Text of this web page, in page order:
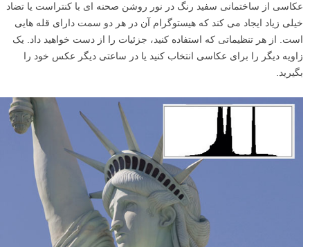
عکاسی از ساختمانی سفید رنگ در نور روشن صحنه ای با کنتراست یا تضاد
خیلی زیاد ایجاد می کند که هیستوگرام آن در هر دو سمت دارای قله هایی
است. از هر تنظیماتی که استفاده کنید، جزئیات را از دست خواهید داد. یک
زاویه دیگر را برای عکاسی انتخاب کنید یا در ساعتی دیگر عکس خود را
بگیرید.